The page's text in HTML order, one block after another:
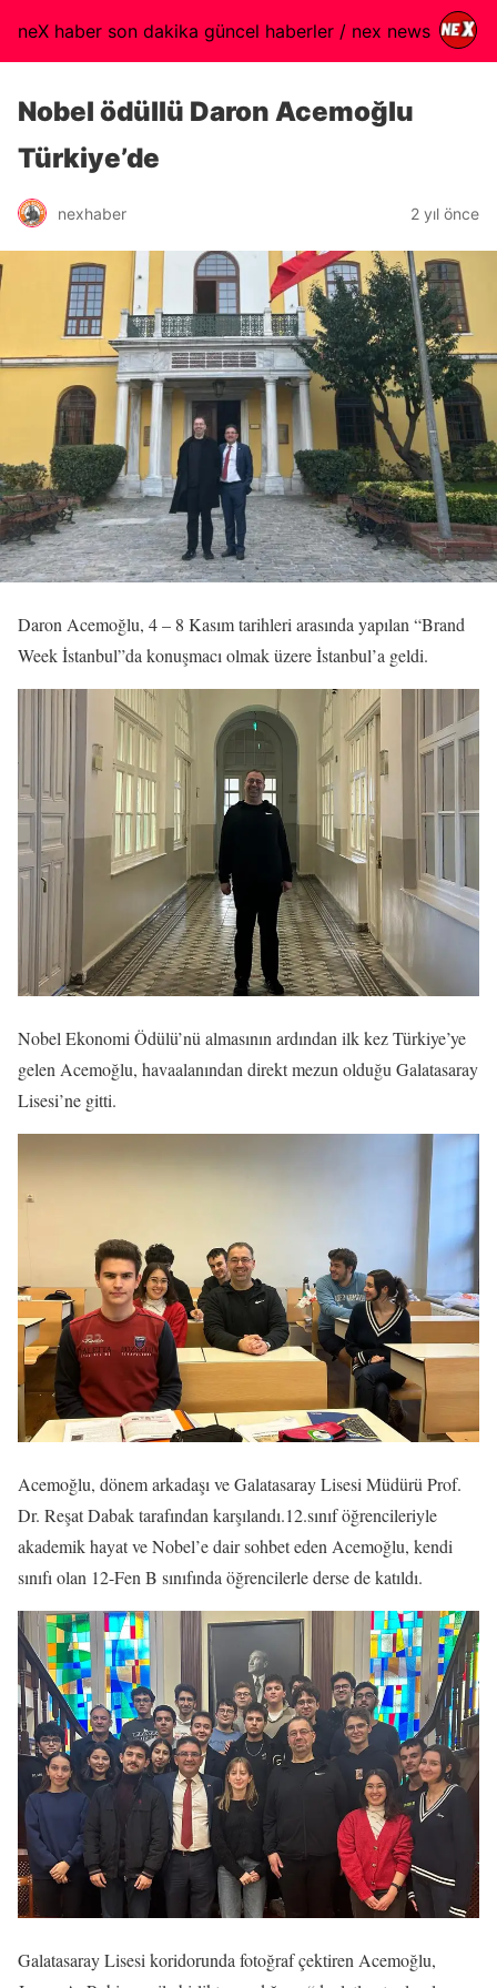
neX haber son dakika güncel haberler / nex news
Nobel ödüllü Daron Acemoğlu
Türkiye’de
nexhaber 2 yıl önce
Daron Acemoğlu, 4 – 8 Kasım tarihleri arasında yapılan “Brand
Week İstanbul”da konuşmacı olmak üzere İstanbul’a geldi.
Nobel Ekonomi Ödülü’nü almasının ardından ilk kez Türkiye’ye
gelen Acemoğlu, havaalanından direkt mezun olduğu Galatasaray
Lisesi’ne gitti.
Acemoğlu, dönem arkadaşı ve Galatasaray Lisesi Müdürü Prof.
Dr. Reşat Dabak tarafından karşılandı.12.sınıf öğrencileriyle
akademik hayat ve Nobel’e dair sohbet eden Acemoğlu, kendi
sınıfı olan 12-Fen B sınıfında öğrencilerle derse de katıldı.
Galatasaray Lisesi koridorunda fotoğraf çektiren Acemoğlu,